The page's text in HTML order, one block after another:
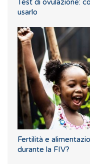
Test di ovulazione:
usarlo
Fertilità e
durante la FIV?